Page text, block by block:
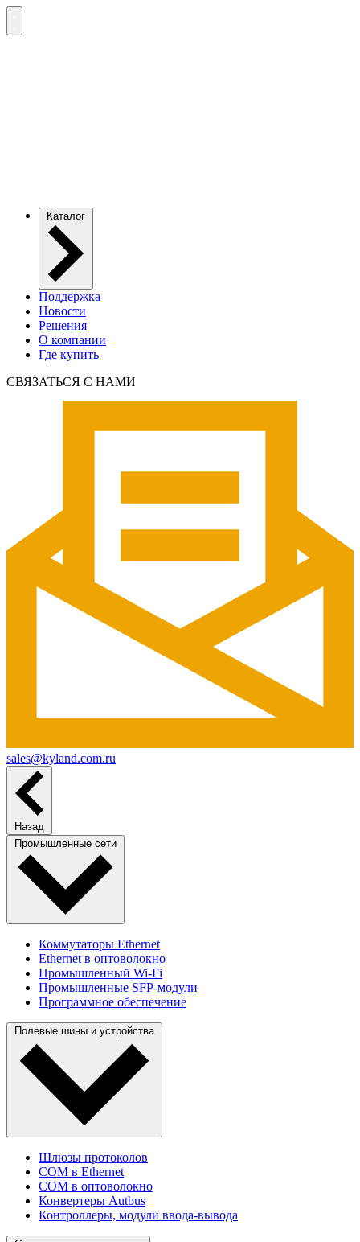
Каталог
Поддержка
Новости
Решения
О компании
Где купить
СВЯЗАТЬСЯ С НАМИ
sales@kyland.com.ru
Назад
Промышленные сети
Коммутаторы Ethernet
Ethernet в оптоволокно
Промышленный Wi-Fi
Промышленные SFP-модули
Программное обеспечение
Полевые шины и устройства
Шлюзы протоколов
COM в Ethernet
COM в оптоволокно
Конвертеры Autbus
Контроллеры, модули ввода-вывода